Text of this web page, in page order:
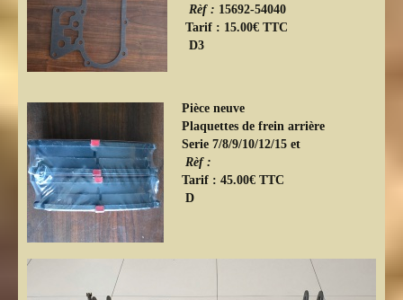
Rèf : 15692-54040
Tarif : 15.00€ TTC
D3
Pièce neuve
Plaquettes de frein arrière
Serie 7/8/9/10/12/15 et
Rèf :
Tarif : 45.00€ TTC
D